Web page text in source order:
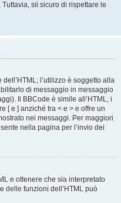
sii sicuro di rispettare le
l’utilizzo è soggetto alla
di messaggio in messaggio
Il BBCode è simile all’HTML, i
[ e ] anziché tra < e > e offre un
nei messaggi. Per maggiori
nella pagina per l’invio dei
e ottenere che sia interpretato
delle funzioni dell’HTML può